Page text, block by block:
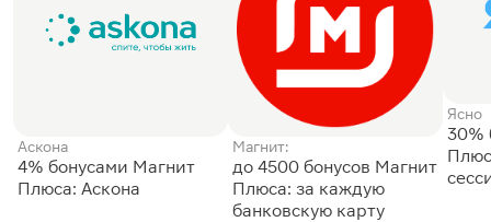
Аскона
4% бонусами Магнит
Плюса: Аскона
Магнит:
до 4500 бонусов Магнит
Плюса: за каждую
банковскую карту
Ясно
30%